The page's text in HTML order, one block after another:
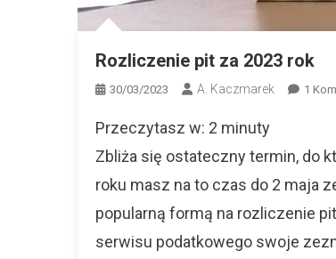
Rozliczenie pit za 2023 rok
30/03/2023 A. Kaczmarek 1
Przeczytasz w: 2 minuty
Zbliża się ostateczny termin, do
roku masz na to czas do 2 maja
popularną formą na rozliczenie
serwisu podatkowego swoje